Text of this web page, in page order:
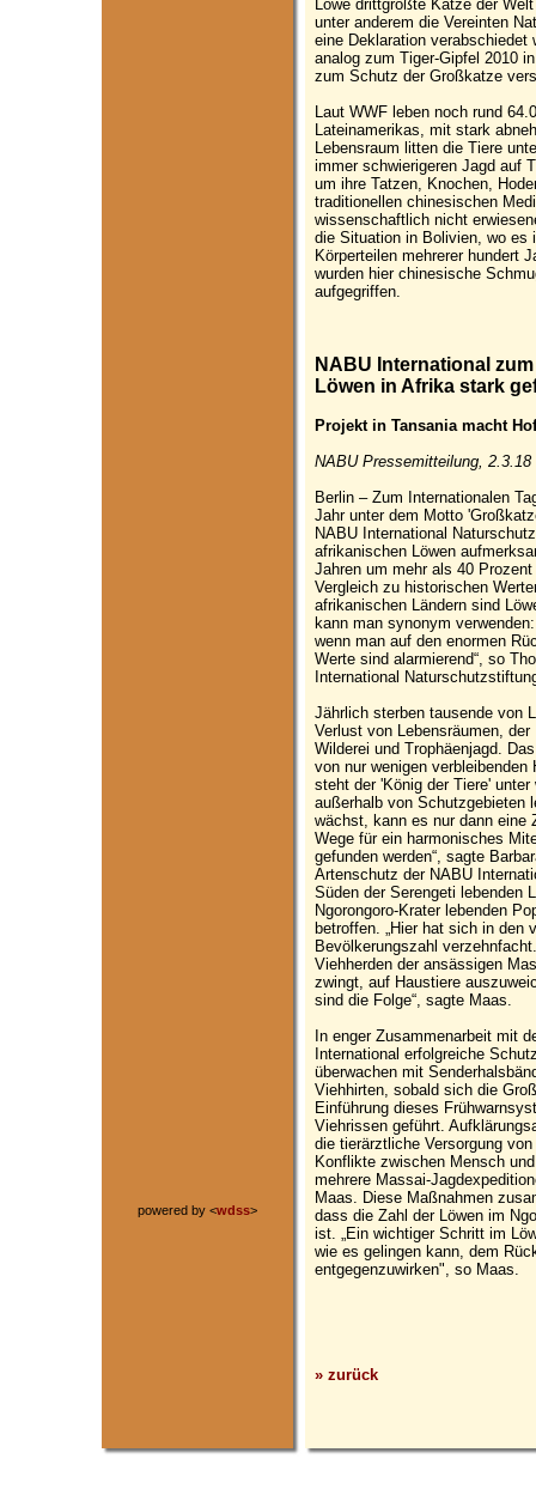
powered by <wdss>
Löwe drittgrößte Katze der
unter anderem die Vereinten
eine Deklaration verabschiedet
analog zum Tiger-Gipfel 2010
zum Schutz der Großkatze
Laut WWF leben noch rund
Lateinamerikas, mit stark
Lebensraum litten die Tiere
immer schwierigeren Jagd auf
um ihre Tatzen, Knochen,
traditionellen chinesischen
wissenschaftlich nicht
die Situation in Bolivien, wo es
Körperteilen mehrerer hundert
wurden hier chinesische
aufgegriffen.
NABU International
Löwen in Afrika stark
Projekt in Tansania macht
NABU Pressemitteilung, 2.3.18
Berlin – Zum Internationalen
Jahr unter dem Motto
NABU International
afrikanischen Löwen
Jahren um mehr als 40
Vergleich zu historischen
afrikanischen Ländern sind
kann man synonym
wenn man auf den enormen
Werte sind alarmierend“, so
International
Jährlich sterben tausende von
Verlust von Lebensräumen,
Wilderei und Trophäenjagd.
von nur wenigen
steht der 'König der Tiere'
außerhalb von Schutzgebieten
wächst, kann es nur dann eine
Wege für ein harmonisches
gefunden werden“, sagte
Artenschutz der NABU
Süden der Serengeti lebenden
Ngorongoro-Krater lebenden
betroffen. „Hier hat sich in den
Bevölkerungszahl
Viehherden der ansässigen
zwingt, auf Haustiere
sind die Folge“, sagte Maas.
In enger Zusammenarbeit mit
International erfolgreiche
überwachen mit
Viehhirten, sobald sich die
Einführung dieses
Viehrissen geführt.
die tierärztliche Versorgung
Konflikte zwischen Mensch
mehrere Massai-
Maas. Diese Maßnahmen
dass die Zahl der Löwen im
ist. „Ein wichtiger Schritt im
wie es gelingen kann, dem
entgegenzuwirken", so Maas.
» zurück